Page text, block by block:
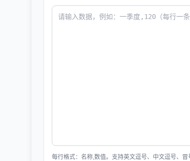
每行格式：名称,数值。支持英文逗号、中文逗号、冒